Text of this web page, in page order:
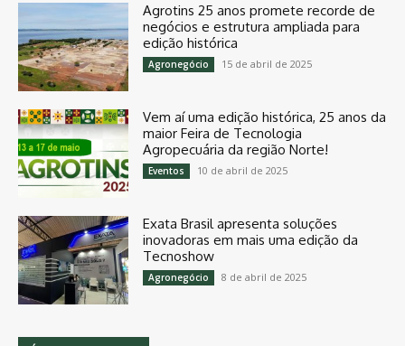
Agrotins 25 anos promete recorde de
negócios e estrutura ampliada para
edição histórica
Agronegócio 15 de abril de 2025
Vem aí uma edição histórica, 25 anos da
maior Feira de Tecnologia
Agropecuária da região Norte!
Eventos 10 de abril de 2025
Exata Brasil apresenta soluções
inovadoras em mais uma edição da
Tecnoshow
Agronegócio 8 de abril de 2025